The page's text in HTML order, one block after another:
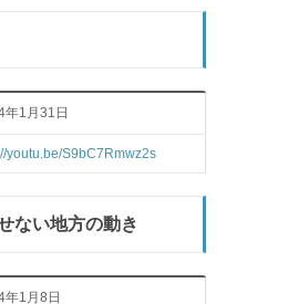
年1月31日
youtu.be/S9bC7Rmwz2s
ない地方の動き
年1月8日